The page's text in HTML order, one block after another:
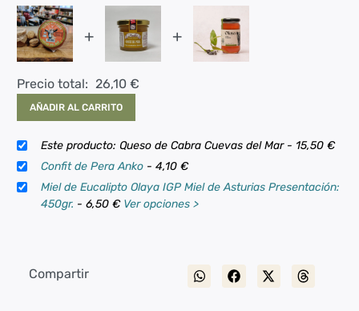
+ +
Precio total: 26,10 €
AÑADIR AL CARRITO
Este producto: Queso de Cabra Cuevas del Mar - 15,50 €
Confit de Pera Anko - 4,10 €
Miel de Eucalipto Olaya IGP Miel de Asturias Presentación:
450gr. - 6,50 € Ver opciones >
Compartir